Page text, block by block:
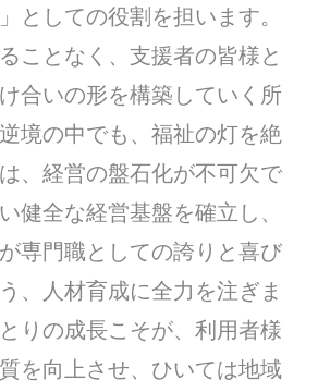
としての役割を担います。
ことなく、支援者の皆様と
合いの形を構築していく所
境の中でも、福祉の灯を絶
、経営の盤石化が不可欠で
健全な経営基盤を確立し、
専門職としての誇りと喜び
、人材育成に全力を注ぎま
りの成長こそが、利用者様
を向上させ、ひいては地域